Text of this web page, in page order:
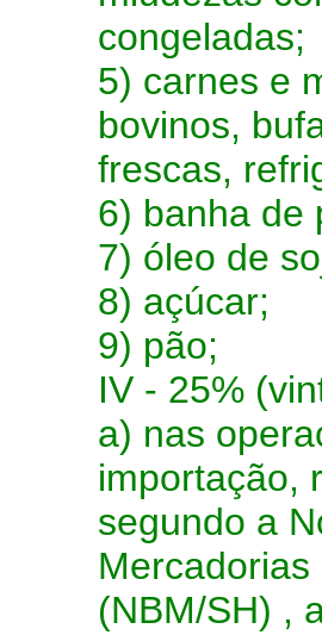
congeladas;
5) carnes e
bovinos,
frescas,
6) banha de
7) óleo de
8) açúcar;
9) pão;
IV - 25%
a) nas
importação,
segundo a
(NBM/SH) ,